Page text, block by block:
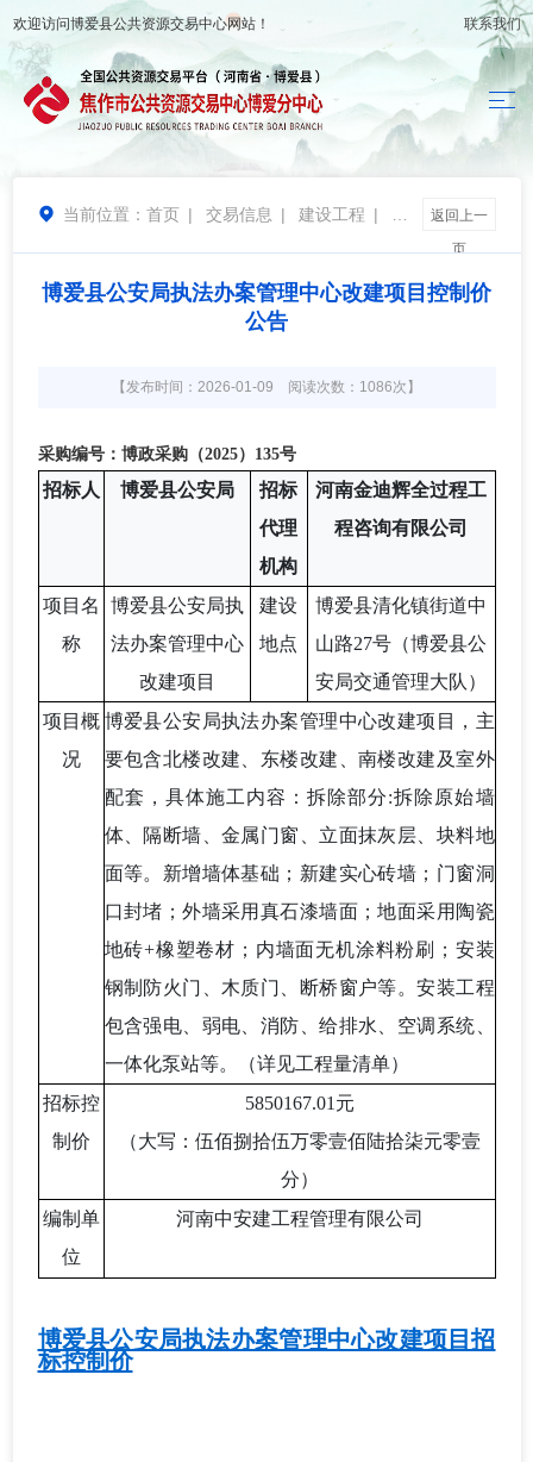
欢迎访问博爱县公共资源交易中心网站！ 联系我们
 当前位置： 首页 | 交易信息 | 建设工程 |
控
制价公示
返回上一
页
博爱县公安局执法办案管理中心改建项目控制价
公告
【发布时间：2026-01-09 阅读次数：1086次】
采购编号：博政采购（2025）135号
招标人 博爱县公安局
招标
代理
机构
河南金迪辉全过程工
程咨询有限公司
项目名
称
博爱县公安局执
法办案管理中心
改建项目
建设
地点
博爱县清化镇街道中
山路27号（博爱县公
安局交通管理大队）
项目概
况
博爱县公安局执法办案管理中心改建项目，主
要包含北楼改建、东楼改建、南楼改建及室外
配套，具体施工内容：拆除部分:拆除原始墙
体、隔断墙、金属门窗、立面抹灰层、块料地
面等。新增墙体基础；新建实心砖墙；门窗洞
口封堵；外墙采用真石漆墙面；地面采用陶瓷
地砖+橡塑卷材；内墙面无机涂料粉刷；安装
钢制防火门、木质门、断桥窗户等。安装工程
包含强电、弱电、消防、给排水、空调系统、
一体化泵站等。（详见工程量清单）
招标控
制价
5850167.01元
（大写：伍佰捌拾伍万零壹佰陆拾柒元零壹
分）
编制单
位
河南中安建工程管理有限公司
博爱县公安局执法办案管理中心改建项目招
标控制价